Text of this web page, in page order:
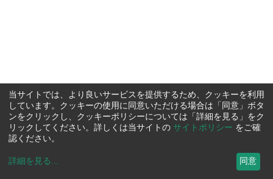
当サイトでは、より良いサービスを提供するため、クッキーを利用
しています。クッキーの使用に同意いただける場合は「同意」ボタ
ンをクリックし、クッキーポリシーについては「詳細を見る」をク
リックしてください。詳しくは当サイトの サイトポリシー をご確
認ください。
詳細を見る ... 同意